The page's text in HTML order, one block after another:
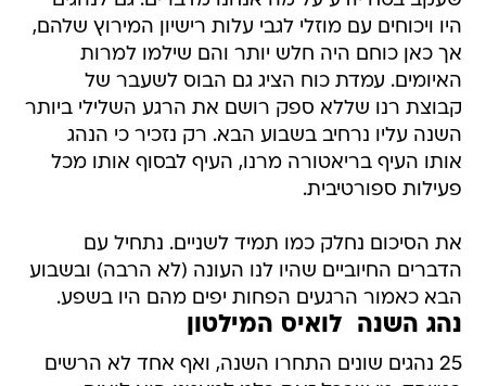
היו ויכוחים עם מוזלי לגבי עלות רישיון המירוץ שלהם,
אך כאן כוחם היה חלש יותר והם שילמו למרות
האיומים. עמדת כוח הציג גם הבוס לשעבר של
קבוצת רנו שללא ספק רושם את הרגע השלילי ביותר
השנה עליו נרחיב בשבוע הבא. רק נזכיר כי הנהג
אותו העיף בריאטורה מרנו, העיף לבסוף אותו מכל
פעילות ספורטיבית.
את הסיכום נחלק כמו תמיד לשניים. נתחיל עם
הדברים החיוביים שהיו לנו העונה (לא הרבה) ובשבוע
הבא כאמור הרגעים הפחות יפים מהם היו בשפע.
נהג השנה  לואיס המילטון
25 נהגים שונים התחרו השנה, ואף אחד לא הרשים